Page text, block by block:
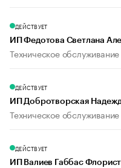
ДЕЙСТВУЕТ
ИП Федотова Светлана
Техническое
ДЕЙСТВУЕТ
ИП Добротворская
Техническое
ДЕЙСТВУЕТ
ИП Валиев Габбас